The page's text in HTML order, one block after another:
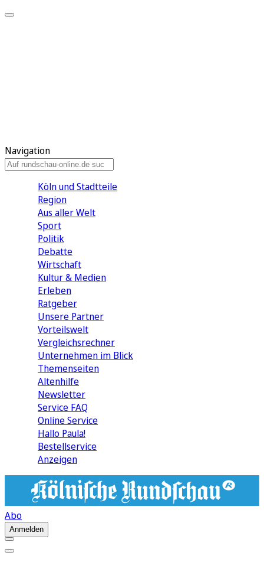
Navigation
Köln und Stadtteile
Region
Aus aller Welt
Sport
Politik
Debatte
Wirtschaft
Kultur & Medien
Erleben
Ratgeber
Unsere Partner
Vorteilswelt
Vergleichsrechner
Unternehmen im Blick
Themenseiten
Altenhilfe
Newsletter
Service FAQ
Online Service
Hallo Paula!
Bestellservice
Anzeigen
Abo
Anmelden